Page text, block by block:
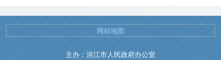
主办：洪江市人民政府办公室
网站地图